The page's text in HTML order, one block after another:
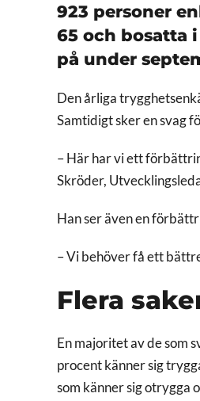
923 personer
65 och bosatta
på under
Den årliga
Samtidigt sker en svag
– Här har vi ett
Skröder,
Han ser även en
– Vi behöver få ett
Flera
En majoritet av de som
procent känner sig
som känner sig otrygga